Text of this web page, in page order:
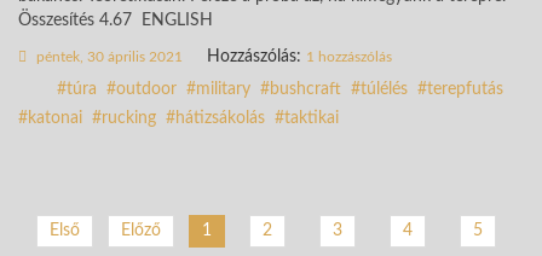
Összesítés 4.67 ENGLISH
péntek, 30 április 2021 Hozzászólás: 1 hozzászólás
túra outdoor military bushcraft túlélés
terepfutás
katonai
rucking hátizsákolás taktikai
Első Előző 1 2 3 4 5